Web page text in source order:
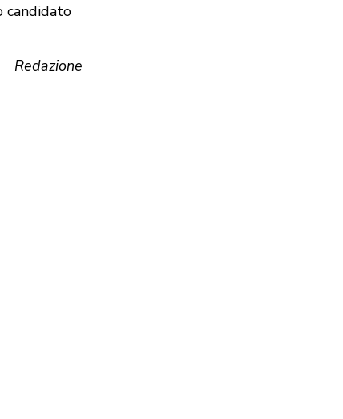
candidato
Redazione